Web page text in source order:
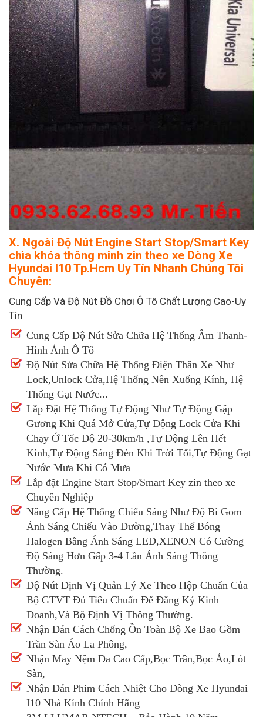
X. Ngoài Độ Nút Engine Start Stop/Smart Key
chìa khóa thông minh zin theo xe Dòng Xe
Hyundai I10 Tp.Hcm Uy Tín Nhanh Chúng Tôi
Chuyên:
Cung Cấp Và Độ Nút Đồ Chơi Ô Tô Chất Lượng Cao-Uy
Tín
Cung Cấp Độ Nút Sửa Chữa Hệ Thống Âm Thanh-
Hình Ảnh Ô Tô
Độ Nút Sửa Chữa Hệ Thống Điện Thân Xe Như
Lock,Unlock Cửa,Hệ Thống Nên Xuống Kính, Hệ
Thống Gạt Nước...
Lắp Đặt Hệ Thống Tự Động Như Tự Động Gập
Gương Khi Quá Mở Cửa,Tự Động Lock Cửa Khi
Chạy Ở Tốc Độ 20-30km/h ,Tự Động Lên Hết
Kính,Tự Động Sáng Đèn Khi Trời Tối,Tự Động Gạt
Nước Mưa Khi Có Mưa
Lắp đặt Engine Start Stop/Smart Key zin theo xe
Chuyên Nghiệp
Nâng Cấp Hệ Thống Chiếu Sáng Như Độ Bi Gom
Ánh Sáng Chiếu Vào Đường,Thay Thế Bóng
Halogen Bằng Ánh Sáng LED,XENON Có Cường
Độ Sáng Hơn Gấp 3-4 Lần Ánh Sáng Thông
Thường.
Độ Nút Định Vị Quản Lý Xe Theo Hộp Chuẩn Của
Bộ GTVT Đủ Tiêu Chuẩn Để Đăng Ký Kinh
Doanh,Và Bộ Định Vị Thông Thường.
Nhận Dán Cách Chống Ồn Toàn Bộ Xe Bao Gồm
Trần Sàn Áo La Phông,
Nhận May Nệm Da Cao Cấp,Bọc Trần,Bọc Áo,Lót
Sàn,
Nhận Dán Phim Cách Nhiệt Cho Dòng Xe Hyundai
I10 Nhà Kính Chính Hãng